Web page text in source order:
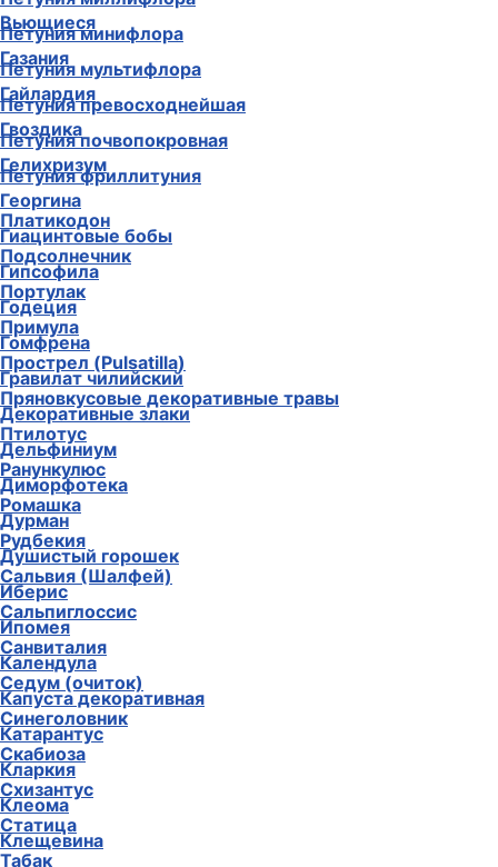
Петуния минифлора
Петуния мультифлора
Петуния превосходнейшая
Петуния почвопокровная
Петуния фриллитуния
Платикодон
Подсолнечник
Портулак
Примула
Прострел (Pulsatilla)
Пряновкусовые декоративные травы
Птилотус
Ранункулюс
Ромашка
Рудбекия
Сальвия (Шалфей)
Сальпиглоссис
Санвиталия
Седум (очиток)
Синеголовник
Скабиоза
Схизантус
Статица
Табак
Вьющиеся
Газания
Гайлардия
Гвоздика
Гелихризум
Георгина
Гиацинтовые бобы
Гипсофила
Годеция
Гомфрена
Гравилат чилийский
Декоративные злаки
Дельфиниум
Диморфотека
Дурман
Душистый горошек
Иберис
Ипомея
Календула
Капуста декоративная
Катарантус
Кларкия
Клеома
Клещевина